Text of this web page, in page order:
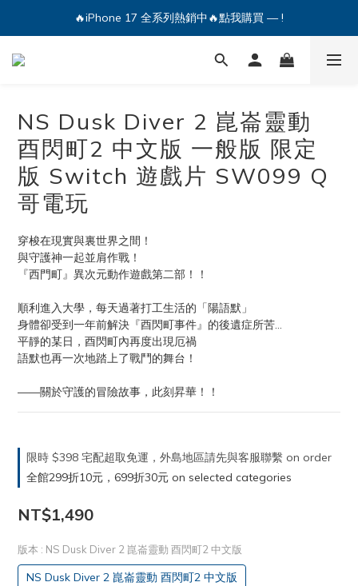
🔥iPhone 17 全系列熱銷中🔥點我購買 — !
🔥iPhone 17 全系列熱銷中🔥點我購買 — !
💕加入Q哥 Line 新好友領優惠券！🎫
NS Dusk Diver 2 崑崙靈動
酉閃町2 中文版 一般版 限定
版 Switch 遊戲片 SW099 Q
哥電玩
穿梭在現實與裏世界之間！
與守護神一起並肩作戰！
『西門町』異次元動作遊戲第二部！！
順利進入大學，每天過著打工生活的「陽語默」
身體卻受到一年前解決『酉閃町事件』的後遺症所苦…
平靜的某日，酉閃町內再度出現厄禍
語默也再一次地踏上了戰鬥的舞台！
——關於守護的冒險故事，此刻昇華！！
限時 $398 宅配超取免運，外島地區請先與客服聯繫 on order
全館299折10元，699折30元 on selected categories
NT$1,490
版本 : NS Dusk Diver 2 崑崙靈動 酉閃町2 中文版
NS Dusk Diver 2 崑崙靈動 酉閃町2 中文版